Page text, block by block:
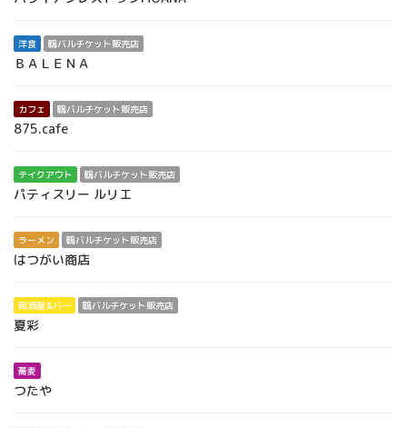
洋食 鶴バルチケット販売店
ＢＡＬＥＮＡ
カフェ 鶴バルチケット販売店
875.cafe
テイクアウト 鶴バルチケット販売店
パティスリー ルリエ
ラーメン 鶴バルチケット販売店
はつがい商店
居酒屋&バー 鶴バルチケット販売店
夏彩
蕎麦
つたや